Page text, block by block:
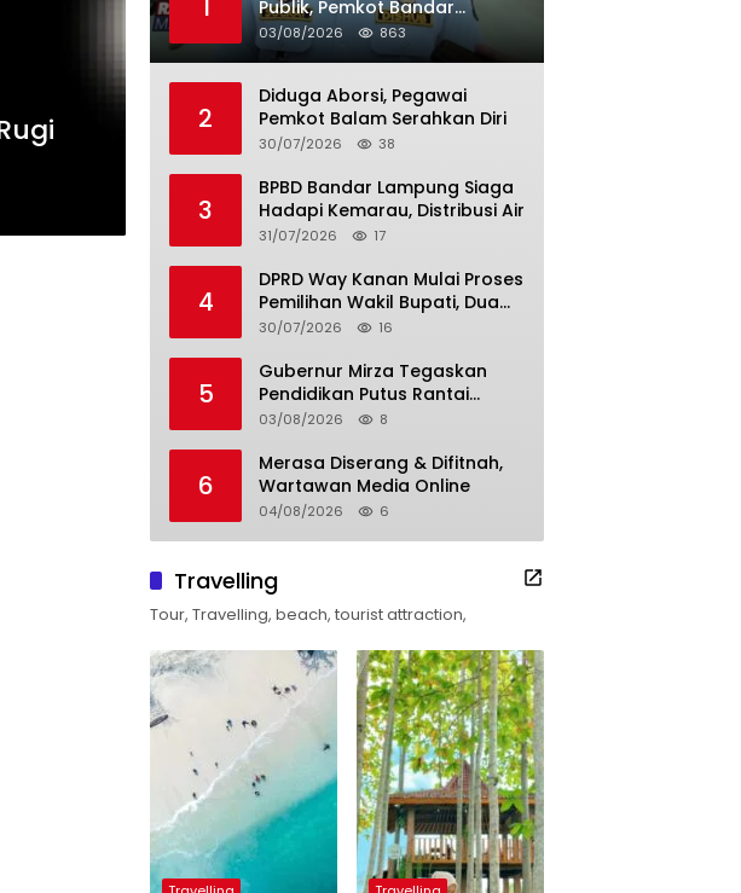
1
Publik, Pemkot Bandar
Lampung Uji Coba Bus Umum
03/08/2026 863
2
Diduga Aborsi, Pegawai
Pemkot Balam Serahkan Diri
30/07/2026 38
3
BPBD Bandar Lampung Siaga
Hadapi Kemarau, Distribusi Air
31/07/2026 17
4
DPRD Way Kanan Mulai Proses
Pemilihan Wakil Bupati, Dua
Nama Resmi Bersaing
30/07/2026 16
5
Gubernur Mirza Tegaskan
Pendidikan Putus Rantai
Kemiskinan
03/08/2026 8
6
Merasa Diserang & Difitnah,
Wartawan Media Online
04/08/2026 6
Travelling
Tour, Travelling, beach, tourist attraction,